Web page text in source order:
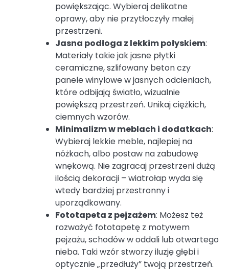
powiększając. Wybieraj delikatne
oprawy, aby nie przytłoczyły małej
przestrzeni.
Jasna podłoga z lekkim połyskiem:
Materiały takie jak jasne płytki
ceramiczne, szlifowany beton czy
panele winylowe w jasnych odcieniach,
które odbijają światło, wizualnie
powiększą przestrzeń. Unikaj ciężkich,
ciemnych wzorów.
Minimalizm w meblach i dodatkach:
Wybieraj lekkie meble, najlepiej na
nóżkach, albo postaw na zabudowę
wnękową. Nie zagracaj przestrzeni dużą
ilością dekoracji – wiatrołap wyda się
wtedy bardziej przestronny i
uporządkowany.
Fototapeta z pejzażem: Możesz też
rozważyć fototapetę z motywem
pejzażu, schodów w oddali lub otwartego
nieba. Taki wzór stworzy iluzję głębi i
optycznie „przedłuży” twoją przestrzeń.